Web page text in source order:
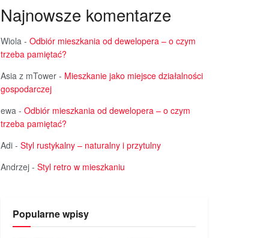
Najnowsze komentarze
Wiola - Odbiór mieszkania od dewelopera – o czym
trzeba pamiętać?
Asia z mTower - Mieszkanie jako miejsce działalności
gospodarczej
ewa - Odbiór mieszkania od dewelopera – o czym
trzeba pamiętać?
Adi - Styl rustykalny – naturalny i przytulny
Andrzej - Styl retro w mieszkaniu
Popularne wpisy